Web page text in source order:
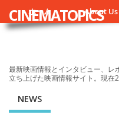
ホーム About Us
CINEMATOPICS
最新映画情報とインタビュー、レ
立ち上げた映画情報サイト。現在
NEWS